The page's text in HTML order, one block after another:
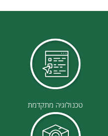
טכנולוגיה מתקדמת